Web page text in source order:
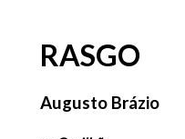
RASGO
Augusto Brázio